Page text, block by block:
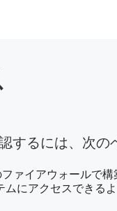
るには、次の
ァイアウォールで
にアクセスできる